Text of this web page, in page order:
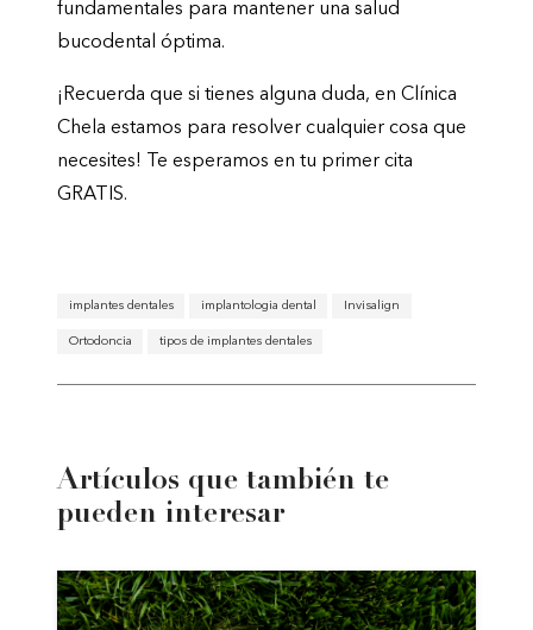
fundamentales para mantener una salud
bucodental óptima.
¡Recuerda que si tienes alguna duda, en Clínica
Chela estamos para resolver cualquier cosa que
necesites! Te esperamos en tu primer cita
GRATIS.
implantes dentales implantologia dental Invisalign
Ortodoncia tipos de implantes dentales
Artículos que también te
pueden interesar